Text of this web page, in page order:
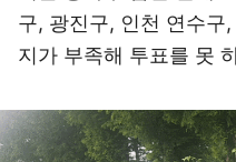
구, 광진구, 인천 연수구
지가 부족해 투표를 못